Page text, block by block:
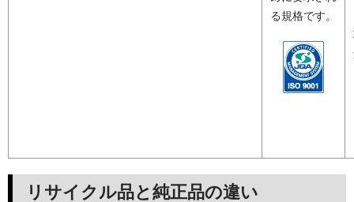
る規格です。
リサイクル品と純正品の違い